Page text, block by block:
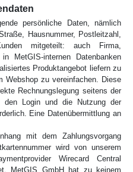
persönliche Daten, nämlich
Hausnummer, Postleitzahl,
mitgeteilt: auch Firma,
MetGIS-internen Datenbanken
Produktangebot liefern zu
Webshop zu vereinfachen. Diese
Rechnungslegung seitens der
Login und die Nutzung der
Eine Datenübermittlung an
mit dem Zahlungsvorgang
wird von unserem
Wirecard Central
MetGIS GmbH hat zu keinem